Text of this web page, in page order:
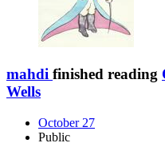
mahdi finished reading
Wells
October 27
Public